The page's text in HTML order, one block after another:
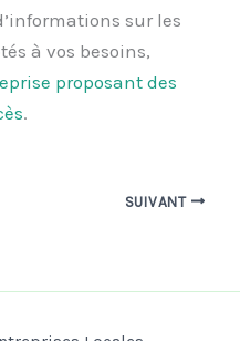
sur les
à vos besoins,
proposant des
.
SUIVANT